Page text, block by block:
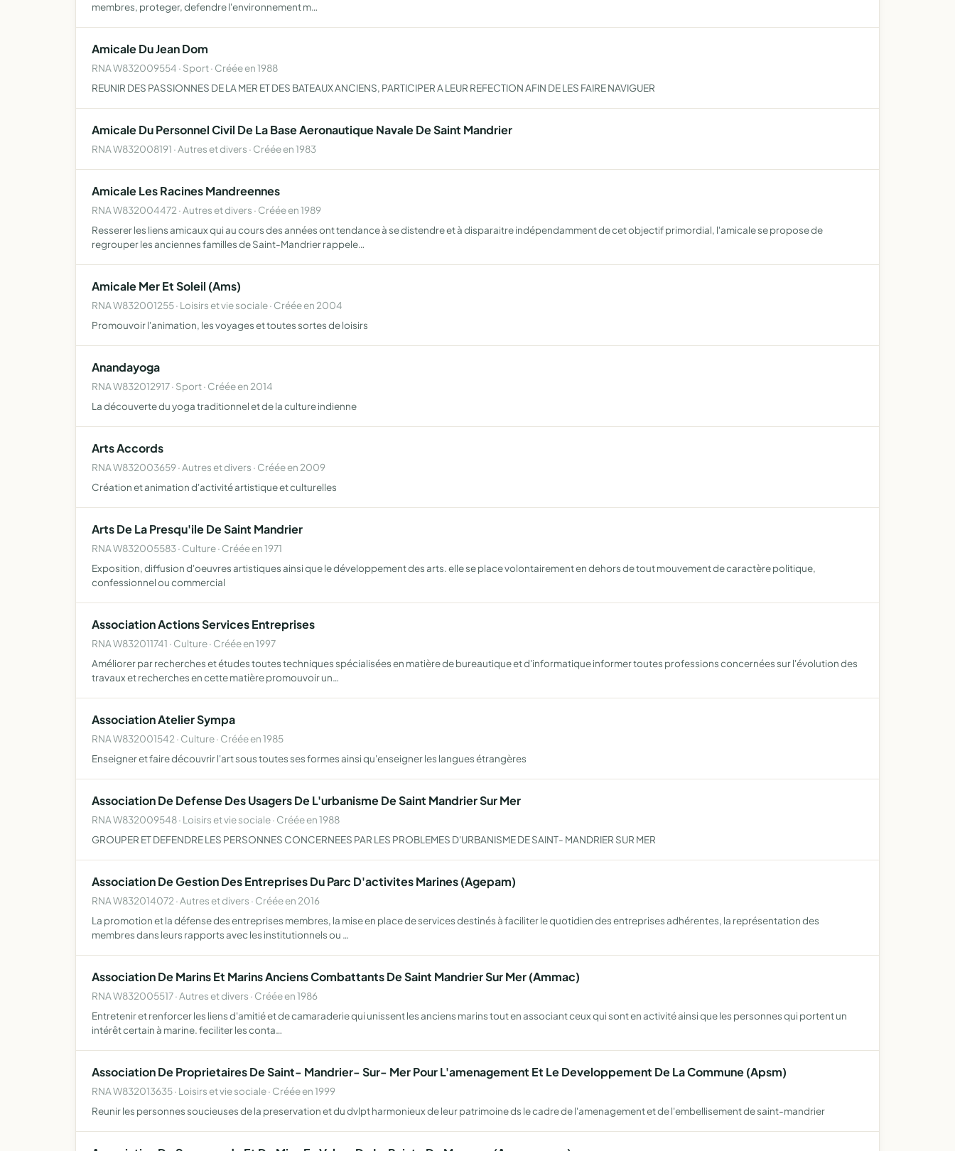
membres, proteger, defendre l'environnement m…
Amicale Du Jean Dom
RNA W832009554 · Sport · Créée en 1988
REUNIR DES PASSIONNES DE LA MER ET DES BATEAUX ANCIENS, PARTICIPER A LEUR REFECTION AFIN DE LES FAIRE NAVIGUER
Amicale Du Personnel Civil De La Base Aeronautique Navale De Saint Mandrier
RNA W832008191 · Autres et divers · Créée en 1983
Amicale Les Racines Mandreennes
RNA W832004472 · Autres et divers · Créée en 1989
Resserer les liens amicaux qui au cours des années ont tendance à se distendre et à disparaitre indépendamment de cet objectif primordial, l'amicale se propose de
regrouper les anciennes familles de Saint-Mandrier rappele…
Amicale Mer Et Soleil (Ams)
RNA W832001255 · Loisirs et vie sociale · Créée en 2004
Promouvoir l'animation, les voyages et toutes sortes de loisirs
Anandayoga
RNA W832012917 · Sport · Créée en 2014
La découverte du yoga traditionnel et de la culture indienne
Arts Accords
RNA W832003659 · Autres et divers · Créée en 2009
Création et animation d'activité artistique et culturelles
Arts De La Presqu'ile De Saint Mandrier
RNA W832005583 · Culture · Créée en 1971
Exposition, diffusion d'oeuvres artistiques ainsi que le développement des arts. elle se place volontairement en dehors de tout mouvement de caractère politique,
confessionnel ou commercial
Association Actions Services Entreprises
RNA W832011741 · Culture · Créée en 1997
Améliorer par recherches et études toutes techniques spécialisées en matière de bureautique et d'informatique informer toutes professions concernées sur l'évolution des
travaux et recherches en cette matière promouvoir un…
Association Atelier Sympa
RNA W832001542 · Culture · Créée en 1985
Enseigner et faire découvrir l'art sous toutes ses formes ainsi qu'enseigner les langues étrangères
Association De Defense Des Usagers De L'urbanisme De Saint Mandrier Sur Mer
RNA W832009548 · Loisirs et vie sociale · Créée en 1988
GROUPER ET DEFENDRE LES PERSONNES CONCERNEES PAR LES PROBLEMES D'URBANISME DE SAINT- MANDRIER SUR MER
Association De Gestion Des Entreprises Du Parc D'activites Marines (Agepam)
RNA W832014072 · Autres et divers · Créée en 2016
La promotion et la défense des entreprises membres, la mise en place de services destinés à faciliter le quotidien des entreprises adhérentes, la représentation des
membres dans leurs rapports avec les institutionnels ou …
Association De Marins Et Marins Anciens Combattants De Saint Mandrier Sur Mer (Ammac)
RNA W832005517 · Autres et divers · Créée en 1986
Entretenir et renforcer les liens d'amitié et de camaraderie qui unissent les anciens marins tout en associant ceux qui sont en activité ainsi que les personnes qui portent un
intérêt certain à marine. feciliter les conta…
Association De Proprietaires De Saint- Mandrier- Sur- Mer Pour L'amenagement Et Le Developpement De La Commune (Apsm)
RNA W832013635 · Loisirs et vie sociale · Créée en 1999
Reunir les personnes soucieuses de la preservation et du dvlpt harmonieux de leur patrimoine ds le cadre de l'amenagement et de l'embellisement de saint-mandrier